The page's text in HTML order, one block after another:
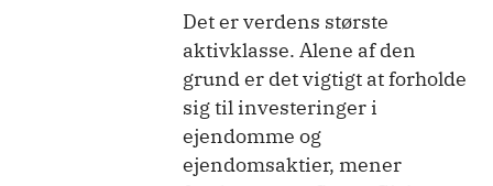
Det er verdens største
aktivklasse. Alene af den
grund er det vigtigt at forholde
sig til investeringer i
ejendomme og
ejendomsaktier, mener